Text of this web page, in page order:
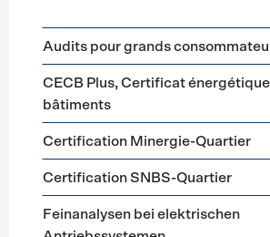
Audits pour grands
CECB Plus, Certificat
bâtiments
Certification Minergie-Quartier
Certification SNBS-Quartier
Feinanalysen bei elektrischen